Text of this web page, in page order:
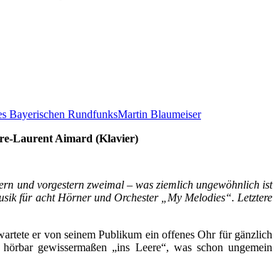
Bayerischen RundfunksMartin Blaumeiser
Laurent Aimard (Klavier)
und vorgestern zweimal – was ziemlich ungewöhnlich ist
für acht Hörner und Orchester „My Melodies“. Letztere
er von seinem Publikum ein offenes Ohr für gänzlich
gewissermaßen „ins Leere“, was schon ungemein